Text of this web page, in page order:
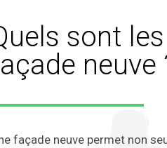
sont
neuve
façade neuve permet non